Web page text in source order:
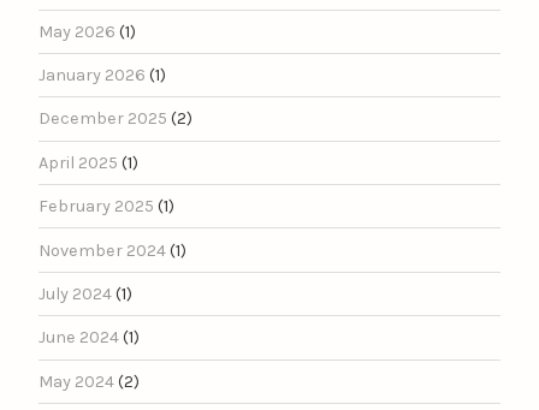
May 2026 (1)
January 2026 (1)
December 2025 (2)
April 2025 (1)
February 2025 (1)
November 2024(1)
July 2024(1)
June 2024(1)
May 2024(2)